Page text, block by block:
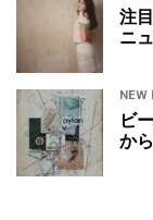
注
ニ
NEW
ビ
か